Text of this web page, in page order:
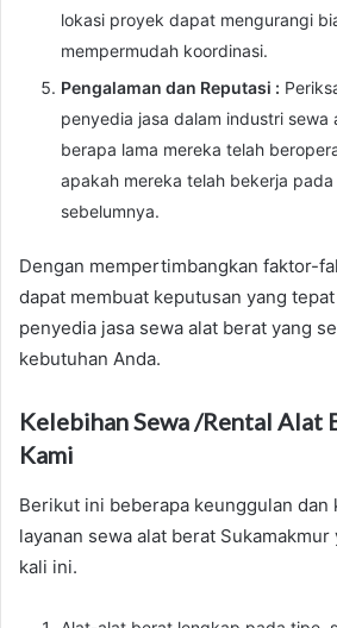
lokasi proyek dapat mengurangi
mempermudah koordinasi.
Pengalaman dan Reputasi :
penyedia jasa dalam industri sewa
berapa lama mereka telah
apakah mereka telah bekerja
sebelumnya.
Dengan mempertimbangkan faktor-
dapat membuat keputusan yang
penyedia jasa sewa alat berat yang
kebutuhan Anda.
Kelebihan Sewa /Rental Alat
Kami
Berikut ini beberapa keunggulan dan
layanan sewa alat berat
kali ini.